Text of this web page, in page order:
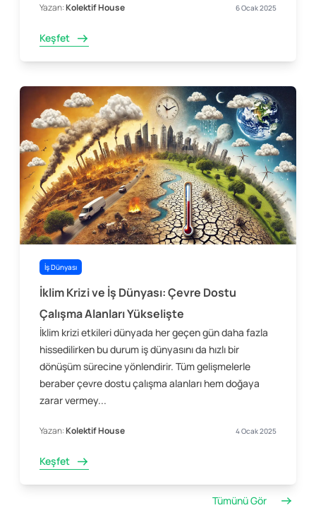
Yazan:Kolektif House 6 Ocak 2025
Keşfet
İş Dünyası
İklim Krizi ve İş Dünyası: Çevre Dostu
Çalışma Alanları Yükselişte
İklim krizi etkileri dünyada her geçen gün daha fazla
hissedilirken bu durum iş dünyasını da hızlı bir
dönüşüm sürecine yönlendirir. Tüm gelişmelerle
beraber çevre dostu çalışma alanları hem doğaya
zarar vermey...
Yazan:Kolektif House 4 Ocak 2025
Keşfet
Tümünü Gör